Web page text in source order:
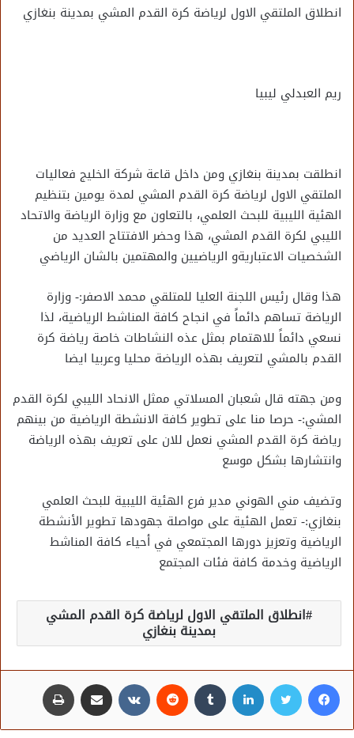
انطلاق الملتقي الاول لرياضة كرة القدم المشي بمدينة بنغازي
ريم العبدلي ليبيا
انطلقت بمدينة بنغازي ومن داخل قاعة شركة الخليج فعاليات
الملتقي الاول لرياضة كرة القدم المشي لمدة يومين بتنظيم
الهئية الليبية للبحث العلمي، بالتعاون مع وزارة الرياضة والاتحاد
الليبي لكرة القدم المشي، هذا وحضر الافتتاح العديد من
الشخصيات الاعتباريةو الرياضيين والمهتمين بالشان الرياضي
هذا وقال رئيس اللجنة العليا للمتلقي محمد الاصفر:- وزارة
الرياضة تساهم دائماً في انجاح كافة المناشط الرياضية، لذا
نسعي دائماً للاهتمام بمثل عذه النشاطات خاصة رياضة كرة
القدم بالمشي لتعريف بهذه الرياضة محليا وعربيا ايضا
ومن جهته قال شعبان المسلاتي ممثل الانحاد الليبي لكرة القدم
المشي:- حرصا منا على تطوير كافة الانشطة الرياضية من بينهم
رياضة كرة القدم المشي نعمل للان على تعريف بهذه الرياضة
وانتشارها بشكل موسع
وتضيف مني الهوني مدير فرع الهئية الليبية للبحث العلمي
بنغازي:- تعمل الهئية على مواصلة جهودها تطوير الأنشطة
الرياضية وتعزيز دورها المجتمعي في أحياء كافة المناشط
الرياضية وخدمة كافة فئات المجتمع
انطلاق الملتقي الاول لرياضة كرة القدم المشي
بمدينة بنغازي
فيسبوك تويتر لينكدإن مشاركة عبر البريد